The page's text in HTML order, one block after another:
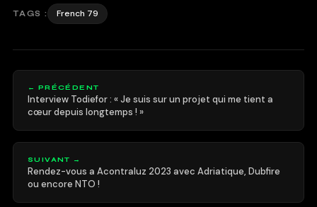
TAGS : French 79
← PRÉCÉDENT
Interview Todiefor : « Je suis sur un projet qui me tient a
cœur depuis longtemps ! »
SUIVANT →
Rendez-vous a Acontraluz 2023 avec Adriatique, Dubfire
ou encore NTO !